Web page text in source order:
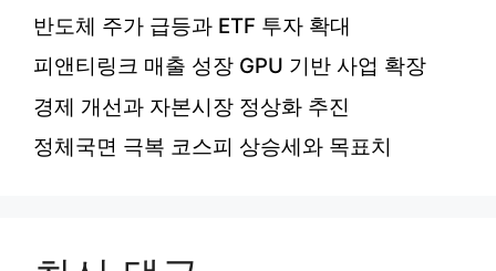
반도체 주가 급등과 ETF 투자 확대
피앤티링크 매출 성장 GPU 기반 사업 확장
경제 개선과 자본시장 정상화 추진
정체국면 극복 코스피 상승세와 목표치